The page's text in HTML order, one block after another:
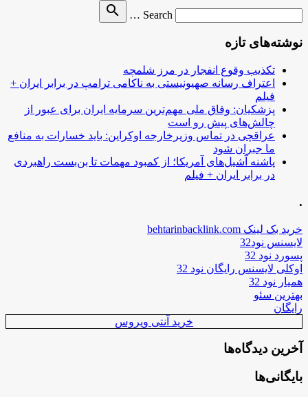
Search …
search
نوشته‌های تازه
تکذیب وقوع انفجار در مرز شلمچه
اعتراف رسانه صهیونیستی به ناکامی ترامپ در برابر ایران +
فیلم
پزشکیان: وفاق ملی مهم‌ترین سرمایه ایران برای عبور از
چالش‌های پیش رو است
عراقچی در تماس وزیرخارجه اوکراین: باید خسارات به منافع
ما جبران شود
پاشنه آشیل‌های آمریکا؛ از کمبود مهمات تا بن‌بست راهبردی
در برابر ایران + فیلم
.
خرید بک لینک behtarinbacklink.com
لایسنس نود32
پسورد نود 32
اوکلی لایسنس رایگان نود 32
همیار نود 32
بهترین سئو
رایگان
خرید آنتی ویروس
آخرین دیدگاه‌ها
بایگانی‌ها